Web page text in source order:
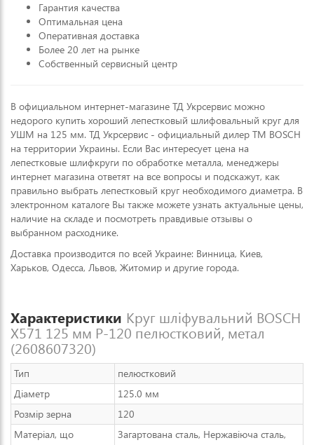
Гарантия качества
Оптимальная цена
Оперативная доставка
Более 20 лет на рынке
Собственный сервисный центр
В официальном интернет-магазине ТД Укрсервис можно
недорого купить хороший лепестковый шлифовальный круг для
УШМ на 125 мм. ТД Укрсервис - официальный дилер ТМ BOSCH
на территории Украины. Если Вас интересует цена на
лепестковые шлифкруги по обработке металла, менеджеры
интернет магазина ответят на все вопросы и подскажут, как
правильно выбрать лепестковый круг необходимого диаметра. В
электронном каталоге Вы также можете узнать актуальные цены,
наличие на складе и посмотреть правдивые отзывы о
выбранном расходнике.
Доставка производится по всей Украине: Винница, Киев,
Харьков, Одесса, Львов, Житомир и другие города.
Характеристики Круг шліфувальний BOSCH
X571 125 мм P-120 пелюстковий, метал
(2608607320)
Тип
пелюстковий
Діаметр
125.0 мм
Розмір зерна
120
Матеріал, що
Загартована сталь, Нержавіюча сталь,